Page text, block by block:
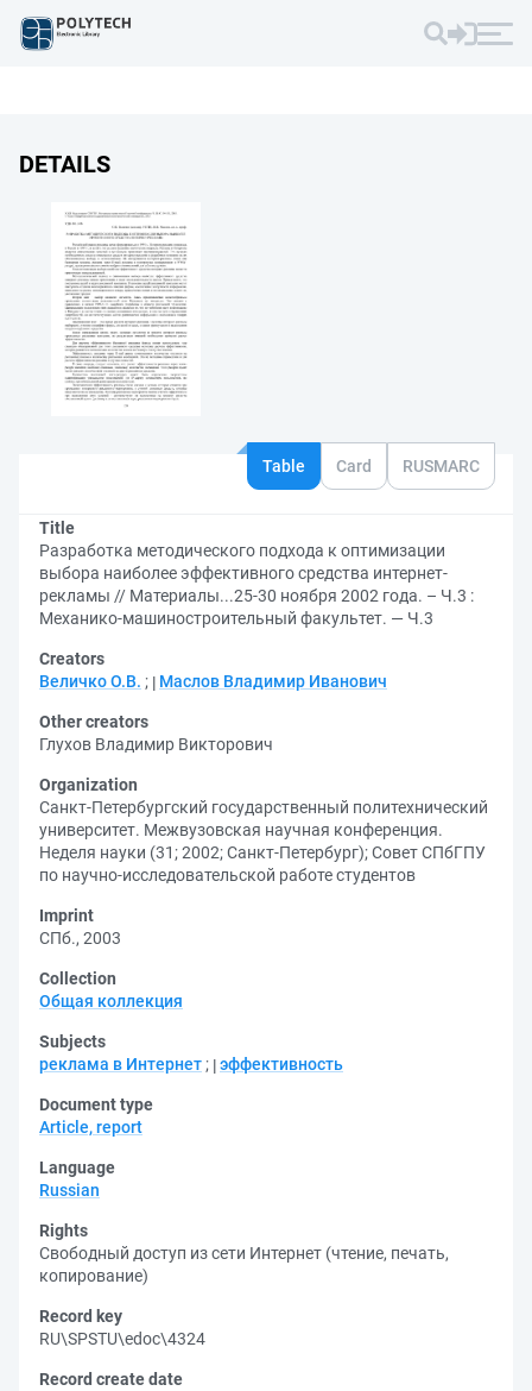
DETAILS
Table Card RUSMARC
Title
Разработка методического подхода к оптимизации
выбора наиболее эффективного средства интернет-
рекламы // Материалы...25-30 ноября 2002 года. – Ч.3 :
Механико-машиностроительный факультет. — Ч.3
Creators
Величко О.В. ; Маслов Владимир Иванович
Other creators
Глухов Владимир Викторович
Organization
Санкт-Петербургский государственный политехнический
университет. Межвузовская научная конференция.
Неделя науки (31; 2002; Санкт-Петербург);Совет СПбГПУ
по научно-исследовательской работе студентов
Imprint
СПб., 2003
Collection
Общая коллекция
Subjects
реклама в Интернет ; эффективность
Document type
Article, report
Language
Russian
Rights
Свободный доступ из сети Интернет (чтение, печать,
копирование)
Record key
RU\SPSTU\edoc\4324
Record create date